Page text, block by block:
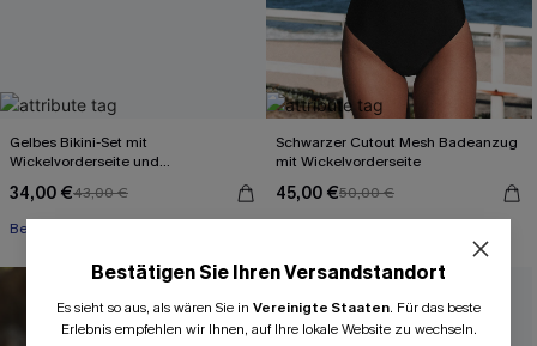
Gelbes Bikini-Set mit
Wickelvorderseite und
34,00 €43,00 €
Bestseller Nr. 1
Schwarzer Cutout Mesh Badeanzug
mit Wickelvorderseite
45,00 €50,00 €
-11%
Bestätigen Sie Ihren Versandstandort
Es sieht so aus, als wären Sie in Vereinigte Staaten. Für das beste
Erlebnis empfehlen wir Ihnen, auf Ihre lokale Website zu wechseln.